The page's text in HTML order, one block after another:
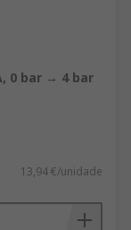
0 bar → 4 bar
13,94 €/unidade